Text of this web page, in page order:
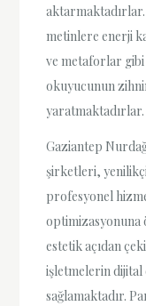
metinlere enerji
ve metaforlar
okuyucunun
yaratmaktadırlar.
Gaziantep
şirketleri, yenilikçi
profesyonel
optimizasyonuna
estetik açıdan
işletmelerin dijital
sağlamaktadır.